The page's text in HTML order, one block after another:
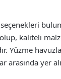
kaliteli
Yüzme
arasında yer